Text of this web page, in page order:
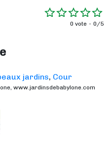
0 vote 0/5
jardins, Cour
www.jardinsdebabylone.com